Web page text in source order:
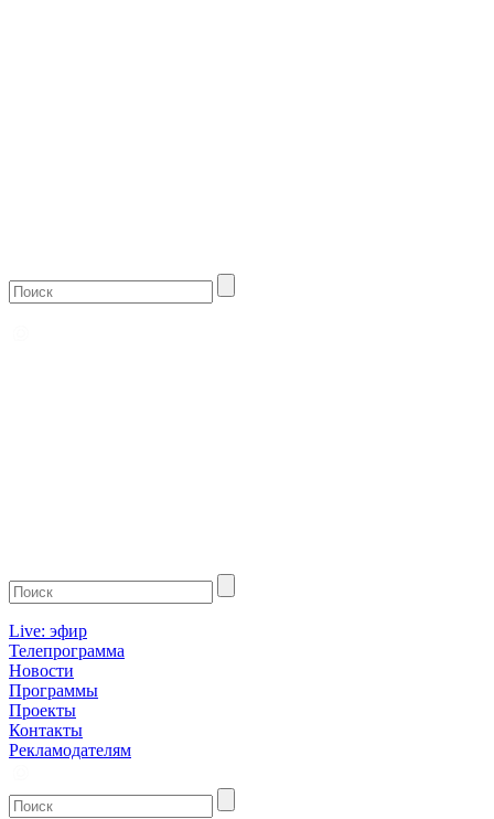
Live: эфир
Телепрограмма
Новости
Программы
Проекты
Контакты
Рекламодателям